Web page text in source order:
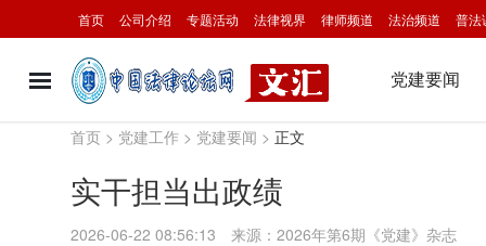
首页 公司介绍 专题活动 法律视界 律师频道 法治频道 普法
党建要闻
首页 > 党建工作 > 党建要闻 > 正文
实干担当出政绩
2026-06-22 08:56:13 来源：2026年第6期《党建》杂志